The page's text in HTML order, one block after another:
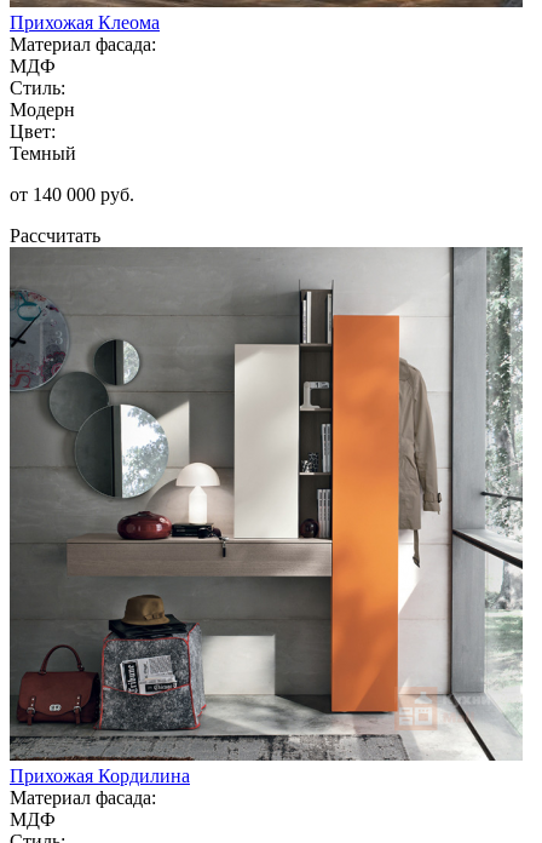
Прихожая Клеома
Материал фасада:
МДФ
Стиль:
Модерн
Цвет:
Темный
от 140 000 руб.
Рассчитать
Прихожая Кордилина
Материал фасада:
МДФ